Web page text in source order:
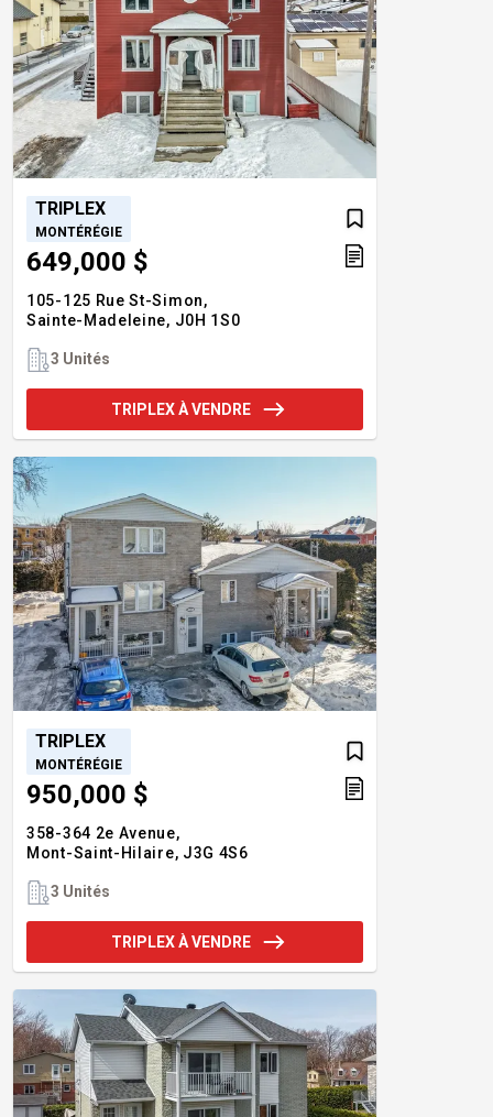
TRIPLEX
MONTÉRÉGIE
649,000 $
105-125 Rue St-Simon,
Sainte-Madeleine, J0H 1S0
3 Unités
TRIPLEX À VENDRE
TRIPLEX
MONTÉRÉGIE
950,000 $
358-364 2e Avenue,
Mont-Saint-Hilaire, J3G 4S6
3 Unités
TRIPLEX À VENDRE